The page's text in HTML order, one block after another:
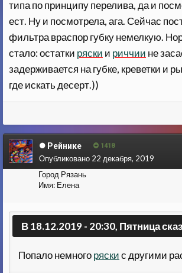
типа по принципу перелива, да и
ест. Ну и посмотрела, ага. Сейчас
фильтра враспор губку немелкую.
стало: остатки ряски и риччии не
задерживается на губке, креветки и
где искать десерт.))
Рейнике 1418
Город Рязань
Имя: Елена
Опубликовано 22 декабря, 2019
В 18.12.2019 - 20:30, Пятница
Попало немногоряскис другими